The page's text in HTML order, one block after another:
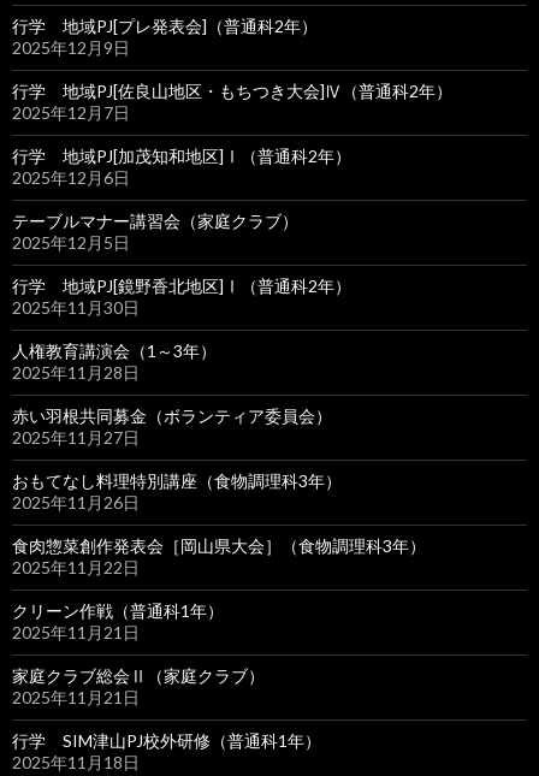
行学 地域PJ[プレ発表会]（普通科2年）
2025年12月9日
行学 地域PJ[佐良山地区・もちつき大会]Ⅳ（普通科2年）
2025年12月7日
行学 地域PJ[加茂知和地区]Ⅰ（普通科2年）
2025年12月6日
テーブルマナー講習会（家庭クラブ）
2025年12月5日
行学 地域PJ[鏡野香北地区]Ⅰ（普通科2年）
2025年11月30日
人権教育講演会（1～3年）
2025年11月28日
赤い羽根共同募金（ボランティア委員会）
2025年11月27日
おもてなし料理特別講座（食物調理科3年）
2025年11月26日
食肉惣菜創作発表会［岡山県大会］（食物調理科3年）
2025年11月22日
クリーン作戦（普通科1年）
2025年11月21日
家庭クラブ総会Ⅱ（家庭クラブ）
2025年11月21日
行学 SIM津山PJ校外研修（普通科1年）
2025年11月18日